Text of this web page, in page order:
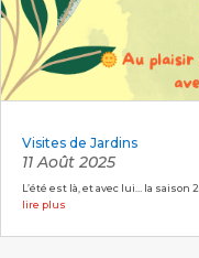
Visites de Jardins
11 Août 2025
L’été est là, et avec lui… la saison
lire plus